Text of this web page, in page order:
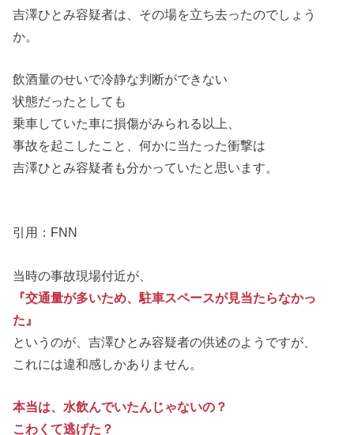
吉澤ひとみ容疑者は、その場を立ち去ったのでしょう
か。
飲酒量のせいで冷静な判断ができない
状態だったとしても
乗車していた車に損傷がみられる以上、
事故を起こしたこと、何かに当たった衝撃は
吉澤ひとみ容疑者も分かっていたと思います。
引用：FNN
当時の事故現場付近が、
『交通量が多いため、駐車スペースが見当たらなかっ
た』
というのが、吉澤ひとみ容疑者の供述のようですが、
これには違和感しかありません。
本当は、水飲んでいたんじゃないの？
こわくて逃げた？